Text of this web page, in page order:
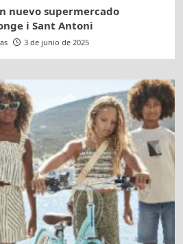
nuevo supermercado
i Sant Antoni
3 de junio de 2025